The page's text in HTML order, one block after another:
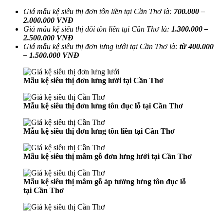
Giá mẫu kệ siêu thị đơn tôn liền tại Cần Thơ là: 700.000 –
2.000.000 VNĐ
Giá mẫu kệ siêu thị đôi tôn liền tại Cần Thơlà: 1.300.000 –
2.500.000 VNĐ
Giá mẫu kệ siêu thị đơn lưng lưới tại Cần Thơlà: từ 400.000
– 1.500.000 VNĐ
Mẫu kệ siêu thị đơn lưng lưới tại Cần Thơ
Mẫu kệ siêu thị đơn lưng tôn đục lỗ tại Cần Thơ
Mẫu kệ siêu thị đơn lưng tôn liền tại Cần Thơ
Mẫu kệ siêu thị mâm gỗ đơn lưng lưới tại Cần Thơ
Mẫu kệ siêu thị mâm gỗ áp tường lưng tôn đục lỗ
tại Cần Thơ